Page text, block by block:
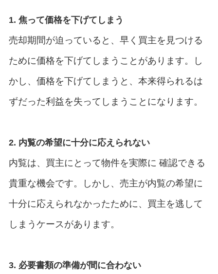
1. 焦って価格を下げてしまう
売却期間が迫っていると、早く買主を見つける
ために価格を下げてしまうことがあります。し
かし、価格を下げてしまうと、本来得られるは
ずだった利益を失ってしまうことになります。
2. 内覧の希望に十分に応えられない
内覧は、買主にとって物件を実際に 確認できる
貴重な機会です。しかし、売主が内覧の希望に
十分に応えられなかったために、買主を逃して
しまうケースがあります。
3. 必要書類の準備が間に合わない